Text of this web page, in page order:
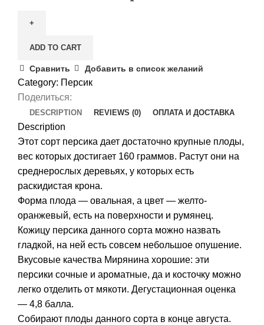
quantity
ADD TO CART
Сравнить Добавить в список желаний
Category: Персик
Поделиться:
DESCRIPTION REVIEWS (0) ОПЛАТА И ДОСТАВКА
Description
Этот сорт персика дает достаточно крупные плоды,
вес которых достигает 160 граммов. Растут они на
среднерослых деревьях, у которых есть
раскидистая крона.
Форма плода — овальная, а цвет — желто-
оранжевый, есть на поверхности и румянец.
Кожицу персика данного сорта можно назвать
гладкой, на ней есть совсем небольшое опушение.
Вкусовые качества Мирянина хорошие: эти
персики сочные и ароматные, да и косточку можно
легко отделить от мякоти. Дегустационная оценка
— 4,8 балла.
Собирают плоды данного сорта в конце августа.